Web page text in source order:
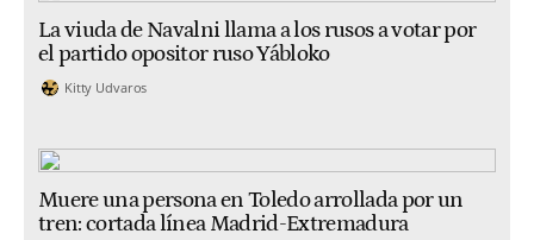
La viuda de Navalni llama a los rusos a votar por
el partido opositor ruso Yábloko
Kitty Udvaros
Muere una persona en Toledo arrollada por un
tren: cortada línea Madrid-Extremadura